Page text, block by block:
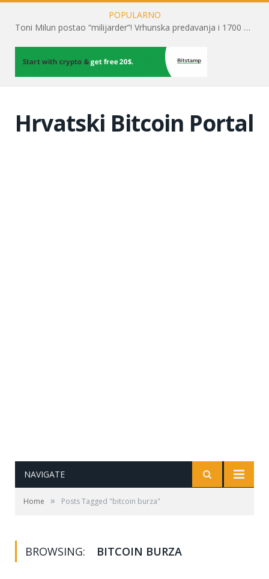
POPULARNO
Toni Milun postao “milijarder”! Vrhunska predavanja i 1700 posjetitelja obilježili su mjesec financijske pismenosti
Hrvatski Bitcoin Portal
NAVIGATE
Home » Posts Tagged "bitcoin burza"
BROWSING: BITCOIN BURZA